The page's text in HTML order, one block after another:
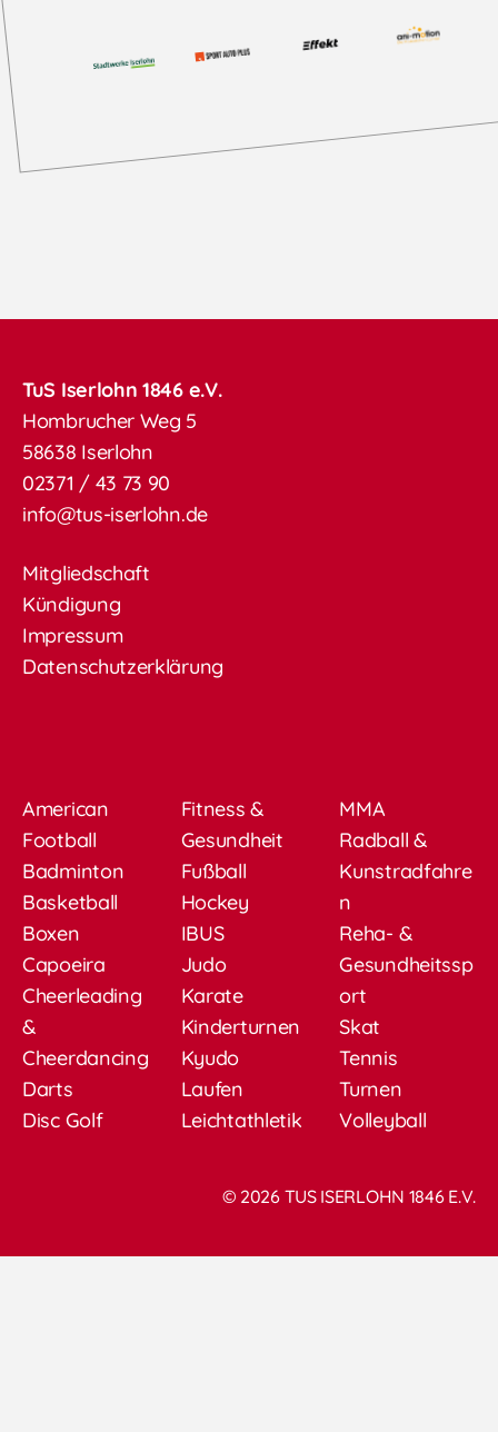
TuS Iserlohn 1846 e.V.
Hombrucher Weg 5
58638 Iserlohn
02371 / 43 73 90
info@tus-iserlohn.de
Mitgliedschaft
Kündigung
Impressum
Datenschutzerklärung
American
Football
Badminton
Basketball
Boxen
Capoeira
Cheerleading
&
Cheerdancing
Darts
Disc Golf
Fitness &
Gesundheit
Fußball
Hockey
IBUS
Judo
Karate
Kinderturnen
Kyudo
Laufen
Leichtathletik
MMA
Radball &
Kunstradfahre
n
Reha- &
Gesundheitssp
ort
Skat
Tennis
Turnen
Volleyball
© 2026 TUS ISERLOHN 1846 E.V.